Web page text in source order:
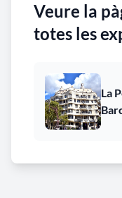
Veure la
totes les
La